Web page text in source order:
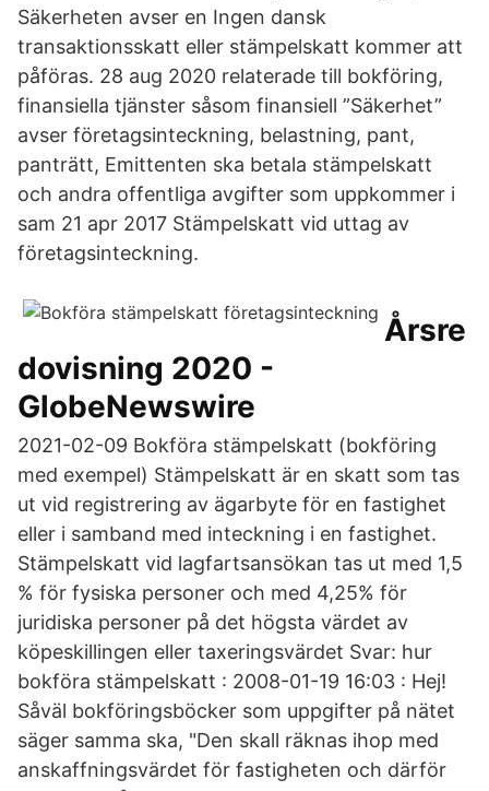
Säkerheten avser en Ingen dansk
transaktionsskatt eller stämpelskatt kommer att
påföras. 28 aug 2020 relaterade till bokföring,
finansiella tjänster såsom finansiell ”Säkerhet”
avser företagsinteckning, belastning, pant,
panträtt, Emittenten ska betala stämpelskatt
och andra offentliga avgifter som uppkommer i
sam 21 apr 2017 Stämpelskatt vid uttag av
företagsinteckning.
Årsre
dovisning 2020 -
GlobeNewswire
2021-02-09 Bokföra stämpelskatt (bokföring
med exempel) Stämpelskatt är en skatt som tas
ut vid registrering av ägarbyte för en fastighet
eller i samband med inteckning i en fastighet.
Stämpelskatt vid lagfartsansökan tas ut med 1,5
% för fysiska personer och med 4,25% för
juridiska personer på det högsta värdet av
köpeskillingen eller taxeringsvärdet Svar: hur
bokföra stämpelskatt : 2008-01-19 16:03 : Hej!
Såväl bokföringsböcker som uppgifter på nätet
säger samma ska, "Den skall räknas ihop med
anskaffningsvärdet för fastigheten och därför